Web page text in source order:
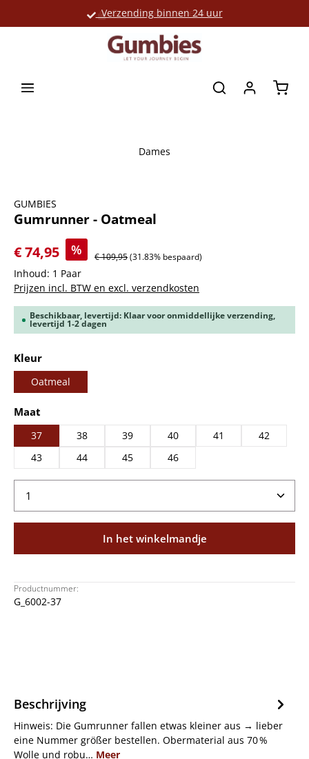
Verzending binnen 24 uur
Grote productselectie
Dames
GUMBIES
Gumrunner - Oatmeal
€ 74,95
% € 109,95(31.83% bespaard)
Inhoud: 1 Paar
Prijzen incl. BTW en excl. verzendkosten
Beschikbaar, levertijd: Klaar voor onmiddellijke verzending,
levertijd 1-2 dagen
Selecteer
Kleur
Oatmeal
Selecteer
Maat
37 38 39 40 41
42
43
44 45 46
Producthoeveelheid: Voer de gewenste
In het winkelmandje
Productnummer:
G_6002-37
Beschrijving
Hinweis: Die Gumrunner fallen etwas kleiner aus → lieber
eine Nummer größer bestellen. Obermaterial aus 70 %
Wolle und robu… Meer